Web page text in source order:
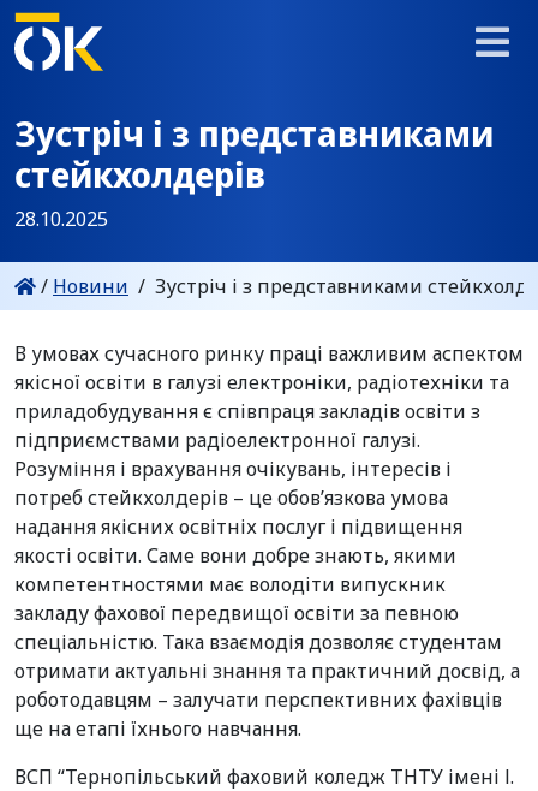
Зустріч і з представниками
стейкхолдерів
28.10.2025
/ Новини / Зустріч і з представниками
В умовах сучасного ринку праці важливим аспектом
якісної освіти в галузі електроніки, радіотехніки та
приладобудування є співпраця закладів освіти з
підприємствами радіоелектронної галузі.
Розуміння і врахування очікувань, інтересів і
потреб стейкхолдерів – це обов’язкова умова
надання якісних освітніх послуг і підвищення
якості освіти. Саме вони добре знають, якими
компетентностями має володіти випускник
закладу фахової передвищої освіти за певною
спеціальністю. Така взаємодія дозволяє студентам
отримати актуальні знання та практичний досвід, а
роботодавцям – залучати перспективних фахівців
ще на етапі їхнього навчання.
ВСП “Тернопільський фаховий коледж ТНТУ імені І.